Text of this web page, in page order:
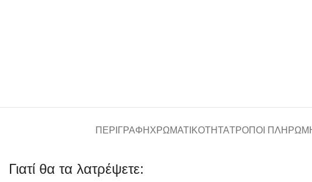
ΠΕΡΙΓΡΑΦΉ ΧΡΩΜΑΤΙΚΌΤΗΤΑΤΡΌΠΟΙ
Γιατί θα τα λατρέψετε: